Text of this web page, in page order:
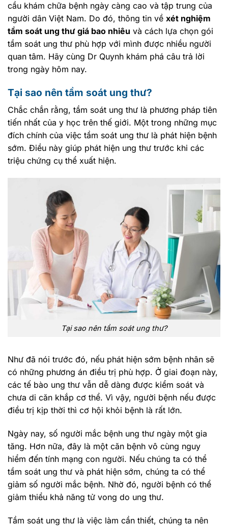
cầu khám chữa bệnh ngày càng cao và tập trung của
người dân Việt Nam. Do đó, thông tin về xét nghiệm
tầm soát ung thư giá bao nhiêu và cách lựa chọn gói
tầm soát ung thư phù hợp với mình được nhiều người
quan tâm. Hãy cùng Dr Quynh khám phá câu trả lời
trong ngày hôm nay.
Tại sao nên tầm soát ung thư?
Chắc chắn rằng, tầm soát ung thư là phương pháp tiên
tiến nhất của y học trên thế giới. Một trong những mục
đích chính của việc tầm soát ung thư là phát hiện bệnh
sớm. Điều này giúp phát hiện ung thư trước khi các
triệu chứng cụ thể xuất hiện.
Tại sao nên tầm soát ung thư?
Như đã nói trước đó, nếu phát hiện sớm bệnh nhân sẽ
có những phương án điều trị phù hợp. Ở giai đoạn này,
các tế bào ung thư vẫn dễ dàng được kiểm soát và
chưa di căn khắp cơ thể. Vì vậy, người bệnh nếu được
điều trị kịp thời thì cơ hội khỏi bệnh là rất lớn.
Ngày nay, số người mắc bệnh ung thư ngày một gia
tăng. Hơn nữa, đây là một căn bệnh vô cùng nguy
hiểm đến tính mạng con người. Nếu chúng ta có thể
tầm soát ung thư và phát hiện sớm, chúng ta có thể
giảm số người mắc bệnh. Nhờ đó, người bệnh có thể
giảm thiểu khả năng tử vong do ung thư.
Tầm soát ung thư là việc làm cần thiết, chúng ta nên